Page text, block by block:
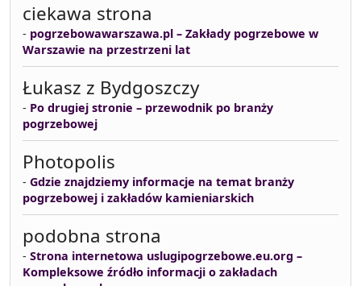
ciekawa strona
- pogrzebowawarszawa.pl – Zakłady pogrzebowe w
Warszawie na przestrzeni lat
Łukasz z Bydgoszczy
- Po drugiej stronie – przewodnik po branży
pogrzebowej
Photopolis
- Gdzie znajdziemy informacje na temat branży
pogrzebowej i zakładów kamieniarskich
podobna strona
- Strona internetowa uslugipogrzebowe.eu.org –
Kompleksowe źródło informacji o zakładach